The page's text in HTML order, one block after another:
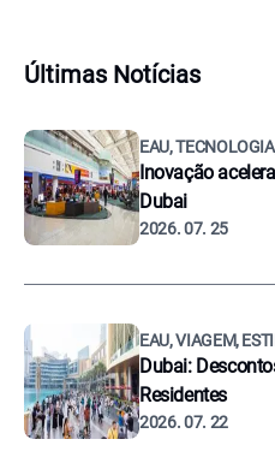
Últimas Notícias
EAU,
Inovação
Dubai
2026. 07. 25
EAU, VIAGEM,
Dubai:
Residentes
2026. 07. 22